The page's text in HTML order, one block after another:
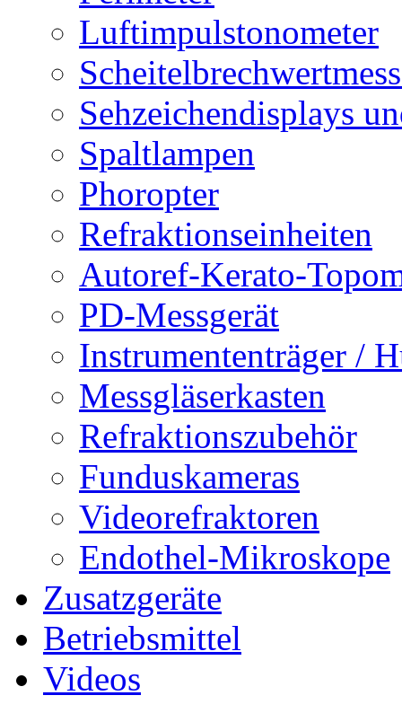
Luftimpulstonometer
Sehzeichendisplays
Spaltlampen
Phoropter
Refraktionseinheiten
Autoref-Kerato-
PD-Messgerät
Instrumententräger /
Messgläserkasten
Refraktionszubehör
Funduskameras
Videorefraktoren
Endothel-Mikroskope
Zusatzgeräte
Betriebsmittel
Videos